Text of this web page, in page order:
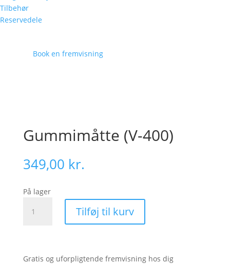
Tilbehør
Reservedele
Book en fremvisning
Gummimåtte (V-400)
349,00 kr.
På lager
Gummimåtte
Tilføj til kurv
Gratis og uforpligtende fremvisning hos dig